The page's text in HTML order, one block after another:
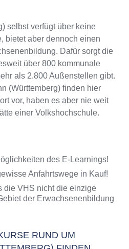
(Württemberg)
und Contra
Angebote zu
der Erwachsenenbildung
Netzwerk der
um Gerabronn
Sie gute
der VHS
selbst verfügt über keine
bietet aber dennoch einen
Dafür sorgt die
über 800 kommunale
als 2.800 Außenstellen gibt.
(Württemberg) finden hier
vor, haben es aber nie weit
einer Volkshochschule.
des E-Learnings!
Anfahrtswege in Kauf!
die VHS nicht die einzige
der Erwachsenenbildung
RUND UM